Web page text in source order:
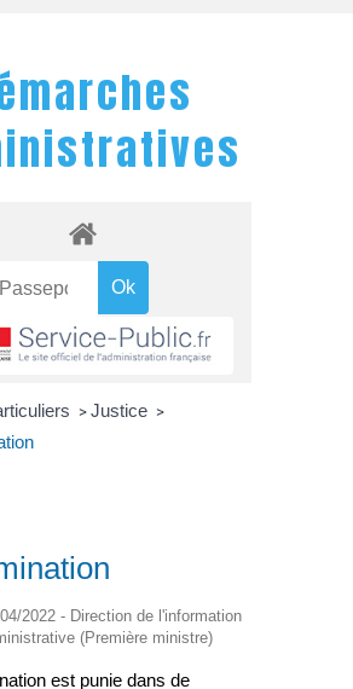
> Justice >
2022 - Direction de l'information
(Première ministre)
est punie dans de